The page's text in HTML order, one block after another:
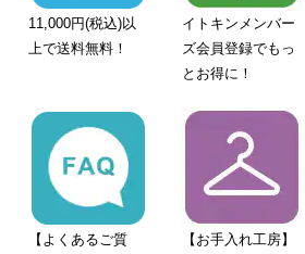
11,000円(税込)以
上で送料無料！
イトキンメンバー
ズ会員登録でもっ
とお得に！
【よくあるご質
【お手入れ工房】